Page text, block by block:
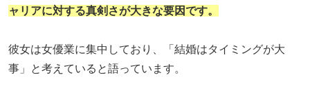
ャリアに対する真剣さが大きな要因です。
彼女は女優業に集中しており、「結婚はタイミングが大
事」と考えていると語っています。